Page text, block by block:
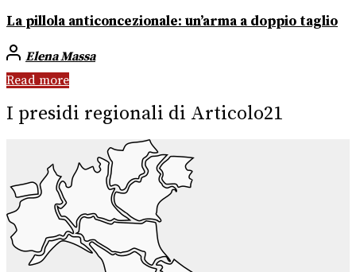
La pillola anticoncezionale: un’arma a doppio taglio
Elena Massa
Read more
I presidi regionali di Articolo21